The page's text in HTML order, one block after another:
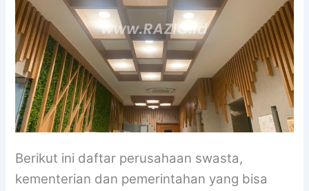
Berikut ini daftar perusahaan swasta,
kementerian dan pemerintahan yang bisa